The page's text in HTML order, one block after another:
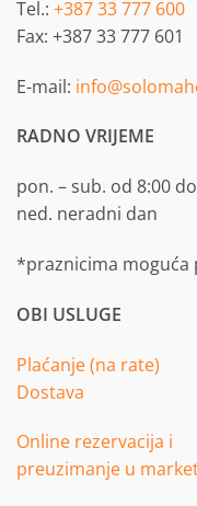
Tel.: +387 33 777 600
Fax: +387 33 777 601
E-mail:
RADNO VRIJEME
pon. – sub. od 8:00
ned. neradni dan
*praznicima
OBI USLUGE
Plaćanje (na rate)
Dostava
Online rezervacija i
preuzimanje u